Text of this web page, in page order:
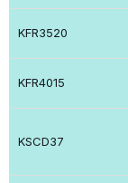
KFR3520
KFR4015
KSCD37